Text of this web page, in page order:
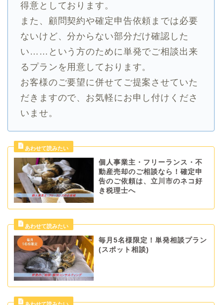
得意としております。
また、顧問契約や確定申告依頼までは必要
ないけど、分からない部分だけ確認した
い……という方のために単発でご相談出来
るプランを用意しております。
お客様のご要望に併せてご提案させていた
だきますので、お気軽にお申し付けくださ
いませ。
個人事業主・フリーランス・不
動産売却のご相談なら！確定申
告のご依頼は、立川市のネコ好
き税理士へ
毎月5名様限定！単発相談プラン
(スポット相談)